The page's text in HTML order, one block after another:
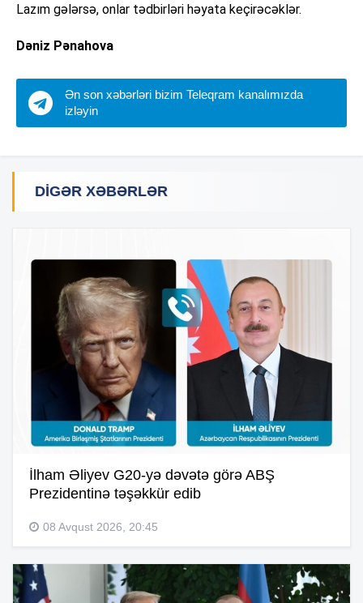
Lazım gələrsə, onlar tədbirləri həyata keçirəcəklər.
Dəniz Pənahova
Ən son xəbərləri bizim Teleqram kanalımızda
izləyin
DIGƏR XƏBƏRLƏR
İlham Əliyev G20-yə dəvətə görə ABŞ
Prezidentinə təşəkkür edib
08 Avqust 2026, 20:45